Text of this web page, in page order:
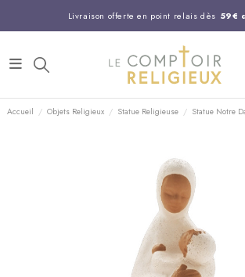
Livraison offerte en point relais dès 59€
Entreprise Française familiale
Support client disponible au 03 20 24
Commandez avant 14H, expédition le
Accueil Objets Religieux Statue Religieuse Statue Notre